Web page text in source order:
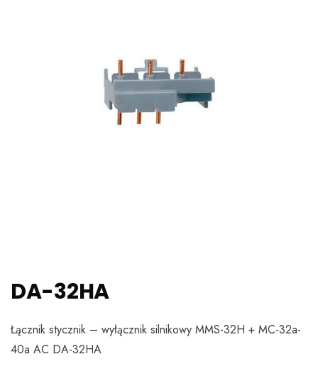
DA-32HA
Łącznik stycznik – wyłącznik silnikowy MMS-32H + MC-32a-
40a AC DA-32HA